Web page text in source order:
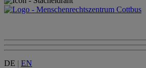
DE | EN